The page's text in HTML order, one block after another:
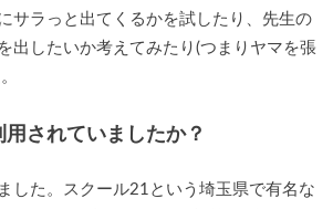
サラっと出てくるかを試したり、先生の
出したいか考えてみたり(つまりヤマを張
されていましたか？
した。スクール21という埼玉県で有名な